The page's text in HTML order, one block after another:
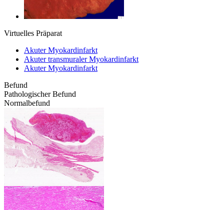
Virtuelles Präparat
Akuter Myokardinfarkt
Akuter transmuraler Myokardinfarkt
Akuter Myokardinfarkt
Befund
Pathologischer Befund
Normalbefund